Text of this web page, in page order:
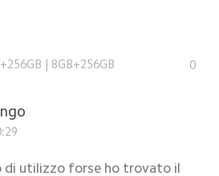
8GB+256GB 0
di utilizzo forse ho trovato il